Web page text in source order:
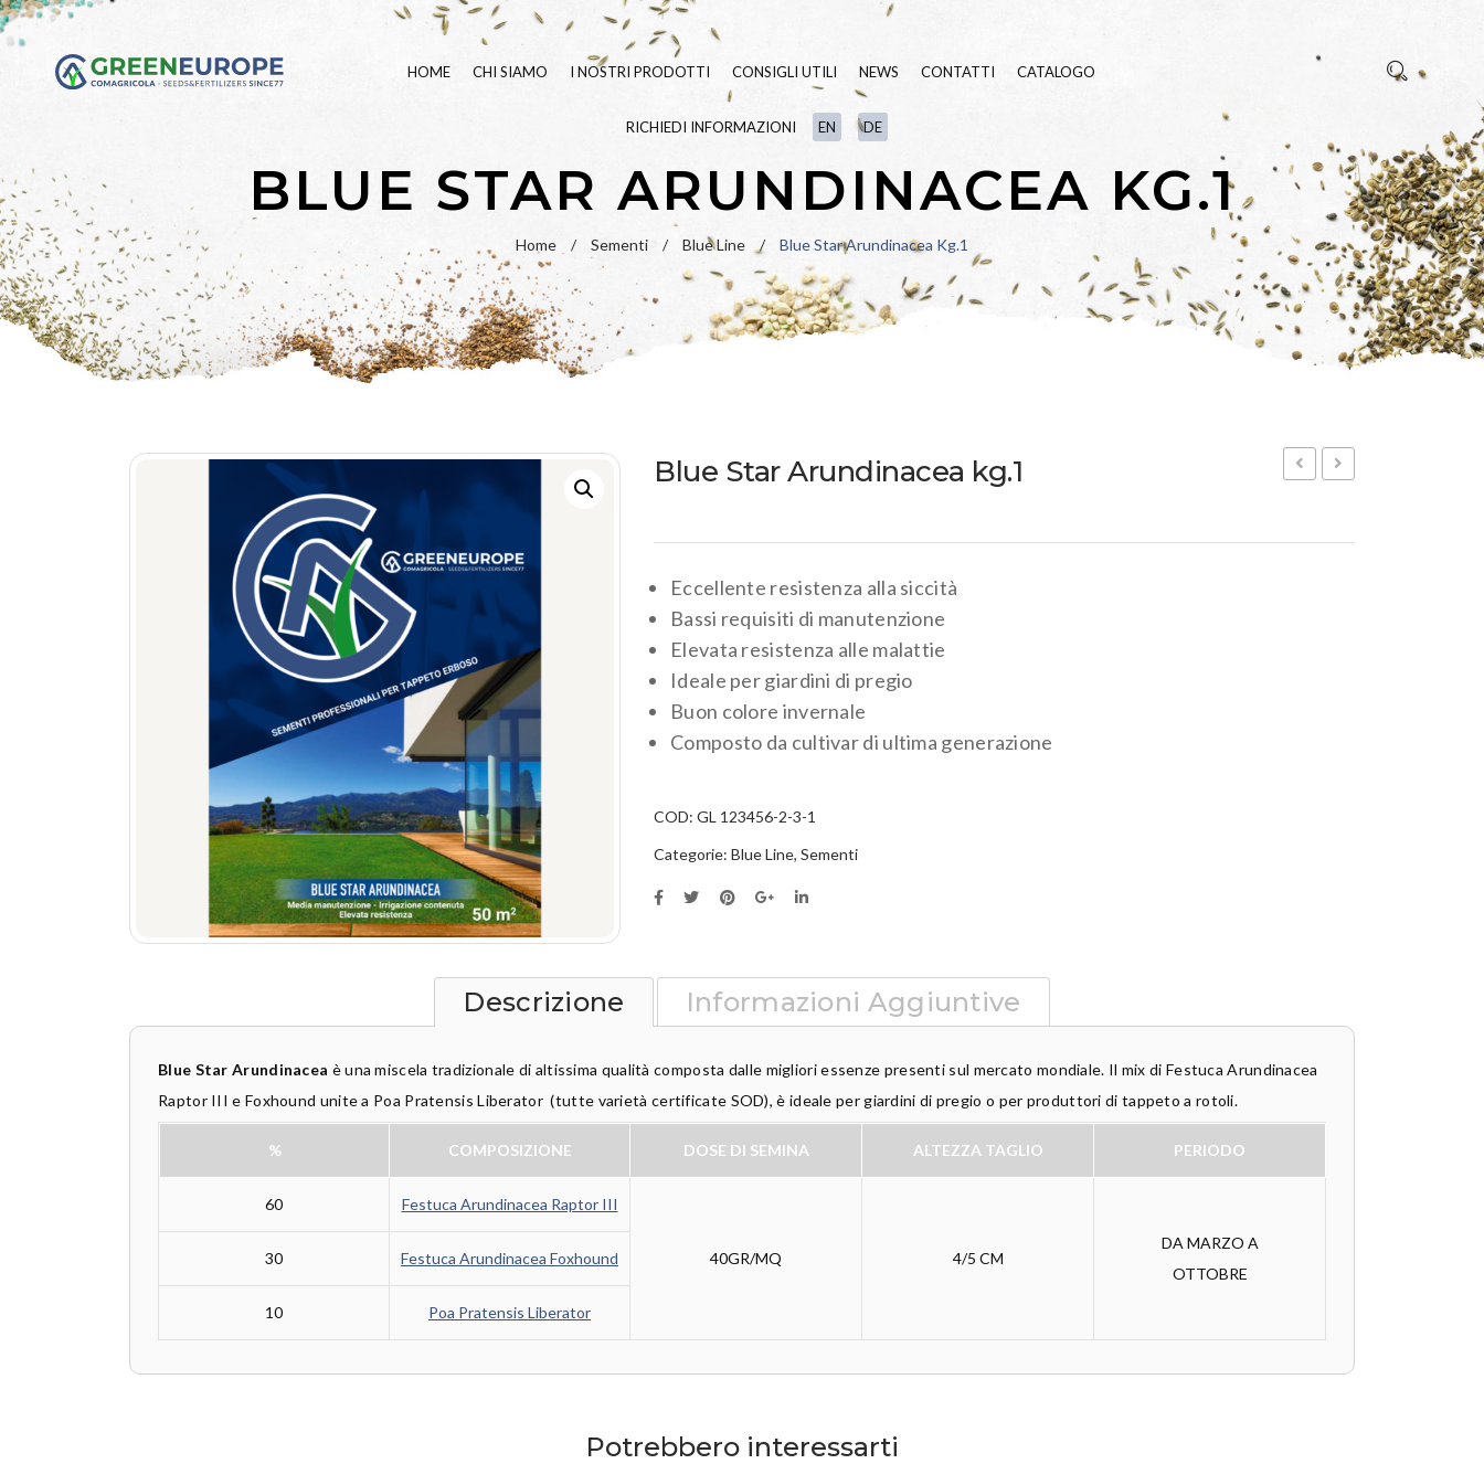
HOME CHI SIAMO I NOSTRI PRODOTTI
SEMENTI TAPPETO ERBOSO
BLUE
GREENLINE
FERTILIZZANTI
UMETTANTI E SURFATTANTI
PRATO FIORITO
PAESAGGIO
IDROSEMINA
CONSIGLI UTILI NEWS CONTATTI CATALOGO
RICHIEDI INFORMAZIONI EN DE
BLUE STAR ARUNDINACEA KG.1
Home / Sementi / Blue Line / Blue Star Arundinacea Kg.1
Blue Star Arundinacea kg.1
Eccellente resistenza alla siccità
Bassi requisiti di manutenzione
Elevata resistenza alle malattie
Ideale per giardini di pregio
Buon colore invernale
Composto da cultivar di ultima generazione
COD: GL 123456-2-3-1
Categorie: Blue Line, Sementi
Descrizione Informazioni Aggiuntive
Blue Star Arundinacea è una miscela tradizionale di altissima qualità composta dalle migliori essenze presenti sul mercato mondiale. Il mix di Festuca Arundinacea
Raptor III e Foxhound unite a Poa Pratensis Liberator (tutte varietà certificate SOD), è ideale per giardini di pregio o per produttori di tappeto a rotoli.
% COMPOSIZIONE DOSE DI SEMINA ALTEZZA TAGLIO PERIODO
60 Festuca Arundinacea Raptor III
40GR/MQ 4/5 CM
DA MARZO A
OTTOBRE
30 Festuca Arundinacea Foxhound
10 Poa Pratensis Liberator
Potrebbero interessarti